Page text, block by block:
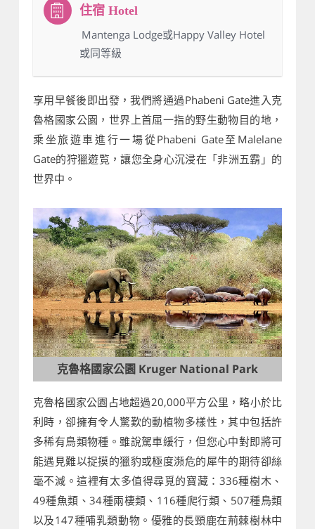
：Mantenga Lodge或Happy Valley Hotel
或同等級
享用早餐後即出發，我們將通過Phabeni Gate進入克
魯格國家公園，世界上首屈一指的野生動物目的地，
乘坐旅遊車進行一場從Phabeni Gate至Malelane
Gate的狩獵遊覧，讓您全身心沉浸在「非洲五霸」的
世界中。
克魯格國家公園 Kruger National Park
克魯格國家公園占地超過20,000平方公里，略小於比
利時，卻擁有令人驚歎的動植物多樣性，其中包括許
多稀有鳥類物種。雖說駕車緩行，但您心中對即將可
能遇見難以捉摸的獵豹或極度瀕危的犀牛的期待卻絲
毫不減。這裡有太多值得尋覓的寶藏：336種樹木、
49種魚類、34種兩棲類、116種爬行類、507種鳥類
以及147種哺乳類動物。優雅的長頸鹿在荊棘樹林中